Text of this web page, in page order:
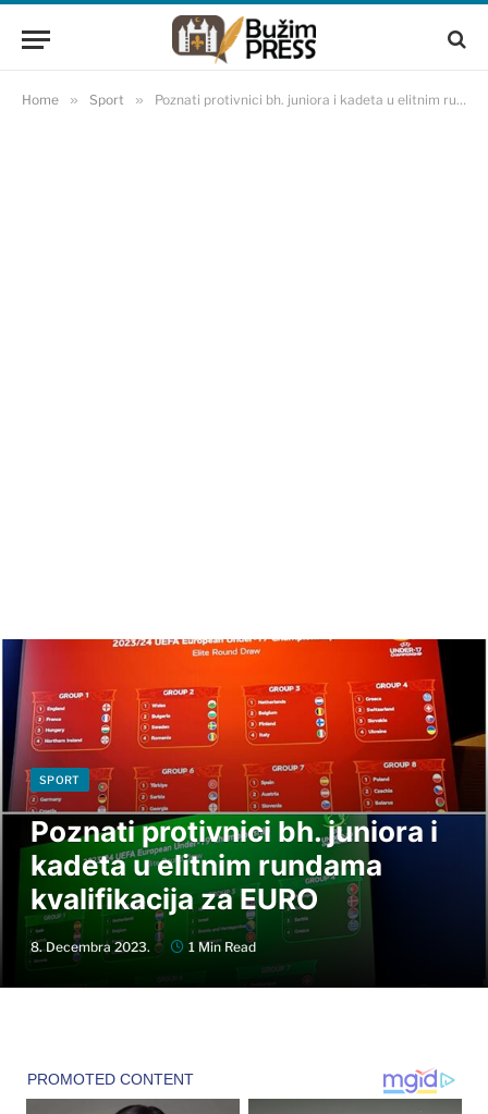
Home » Sport » Poznati protivnici bh. juniora i kadeta u elitnim rundama kvalifikacija za EURO
SPORT
Poznati protivnici bh. juniora i
kadeta u elitnim rundama
kvalifikacija za EURO
8. Decembra 2023. 1 Min Read